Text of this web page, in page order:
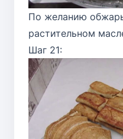
По желанию
растительном
Шаг 21: